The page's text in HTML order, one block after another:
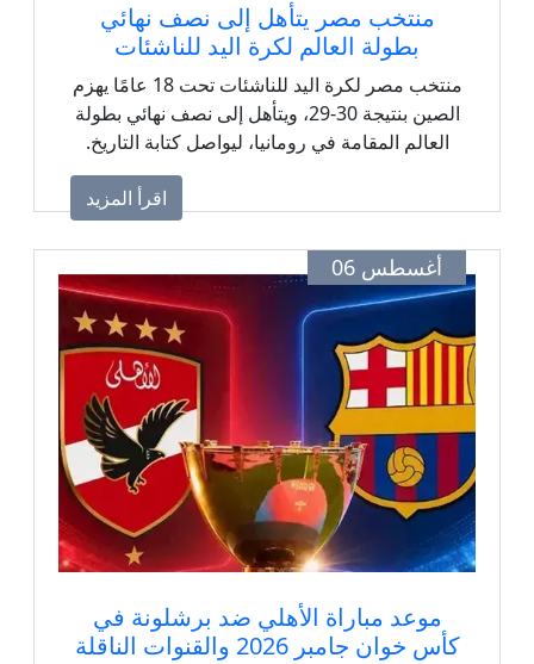
منتخب مصر يتأهل إلى نصف نهائي
بطولة العالم لكرة اليد للناشئات
منتخب مصر لكرة اليد للناشئات تحت 18 عامًا يهزم
الصين بنتيجة 30-29، ويتأهل إلى نصف نهائي بطولة
العالم المقامة في رومانيا، ليواصل كتابة التاريخ.
اقرأ المزيد
أغسطس 06
موعد مباراة الأهلي ضد برشلونة في
كأس خوان جامبر 2026 والقنوات الناقلة